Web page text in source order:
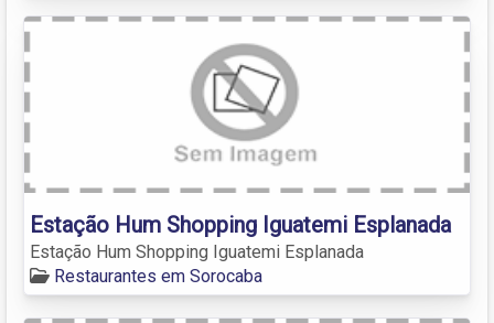
Estação Hum Shopping Iguatemi Esplanada
Estação Hum Shopping Iguatemi Esplanada
Restaurantes em Sorocaba